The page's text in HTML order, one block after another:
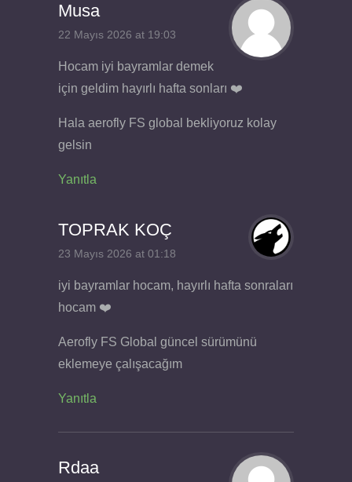
Musa
22 Mayıs 2026 at 19:03
Hocam iyi bayramlar demek
için geldim hayırlı hafta sonları ❤️
Hala aerofly FS global bekliyoruz kolay
gelsin
Yanıtla
TOPRAK KOÇ
23 Mayıs 2026 at 01:18
iyi bayramlar hocam, hayırlı hafta sonraları
hocam ❤️
Aerofly FS Global güncel sürümünü
eklemeye çalışacağım
Yanıtla
Rdaa